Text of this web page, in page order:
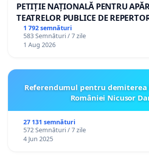
PETIȚIE NAȚIONALĂ PENTRU
TEATRELOR PUBLICE DE
ROMÂNIA
1 792 semnături
583 Semnături / 7 zile
1 Aug 2026
Referendumul pentru demiterea
României Nicusor
27 131 semnături
572 Semnături / 7 zile
4 Jun 2025